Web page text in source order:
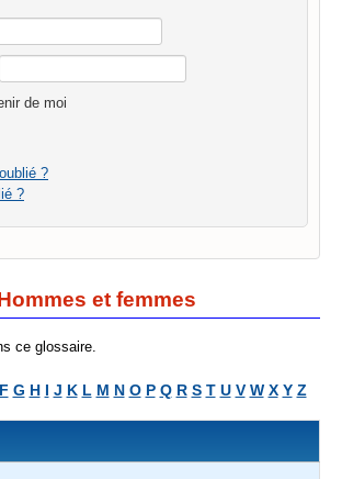
de moi
?
?
et femmes
ce glossaire.
F G H I J K L M N O P Q R S T U V W X Y Z